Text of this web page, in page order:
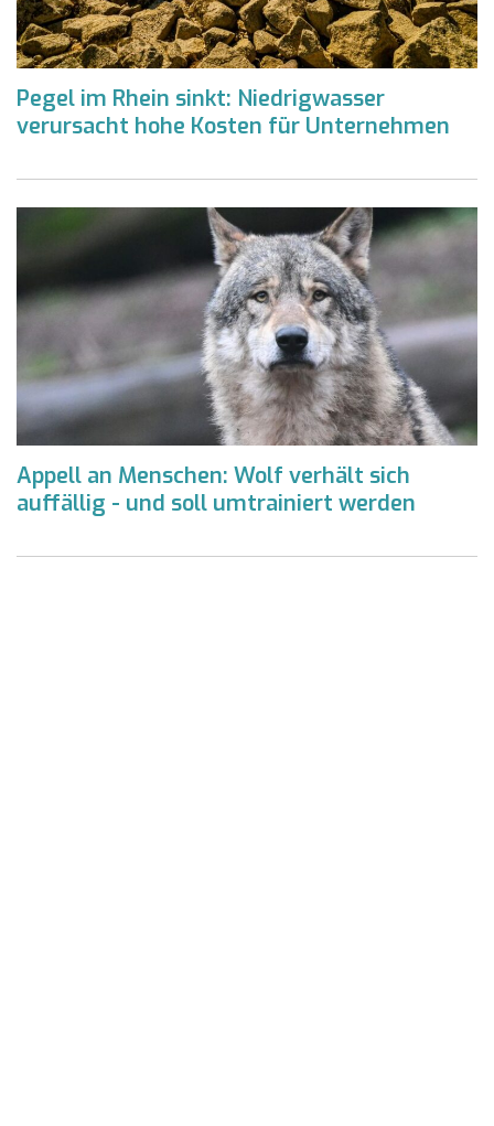
Pegel im Rhein sinkt: Niedrigwasser
verursacht hohe Kosten für Unternehmen
Appell an Menschen: Wolf verhält sich
auffällig - und soll umtrainiert werden